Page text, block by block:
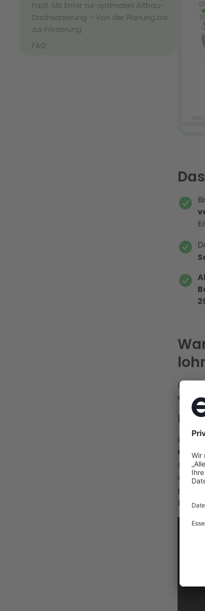
Fazit: Mit Enter zur optimalen Altbau-
Dachsanierung – Von der Planung bis
zur Förderung
FAQ
Eine
Ein
aus